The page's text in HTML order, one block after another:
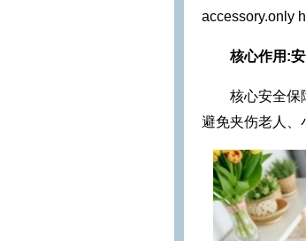
accessory.only
核心作用:安
核心安全保
避免夹伤老人、